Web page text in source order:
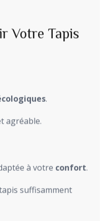
Votre Tapis
.
agréable.
à votre confort.
suffisamment